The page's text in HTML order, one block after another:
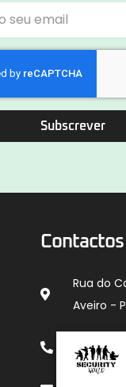
Subscrever
Contactos
Rua do
Aveiro -
912
para